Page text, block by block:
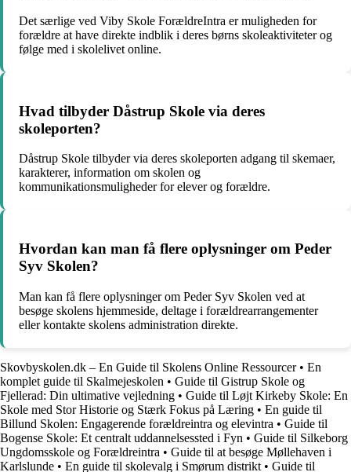
Det særlige ved Viby Skole ForældreIntra er muligheden for
forældre at have direkte indblik i deres børns skoleaktiviteter og
følge med i skolelivet online.
Hvad tilbyder Dåstrup Skole via deres
skoleporten?
Dåstrup Skole tilbyder via deres skoleporten adgang til skemaer,
karakterer, information om skolen og
kommunikationsmuligheder for elever og forældre.
Hvordan kan man få flere oplysninger om Peder
Syv Skolen?
Man kan få flere oplysninger om Peder Syv Skolen ved at
besøge skolens hjemmeside, deltage i forældrearrangementer
eller kontakte skolens administration direkte.
Skovbyskolen.dk – En Guide til Skolens Online Ressourcer• En
komplet guide til Skalmejeskolen • Guide til Gistrup Skole og
Fjellerad: Din ultimative vejledning • Guide til Løjt Kirkeby Skole: En
Skole med Stor Historie og Stærk Fokus på Læring • En guide til
Billund Skolen: Engagerende forældreintra og elevintra • Guide til
Bogense Skole: Et centralt uddannelsessted i Fyn • Guide til Silkeborg
Ungdomsskole og Forældreintra • Guide til at besøge Møllehaven i
Karlslunde • En guide til skolevalg i Smørum distrikt • Guide til